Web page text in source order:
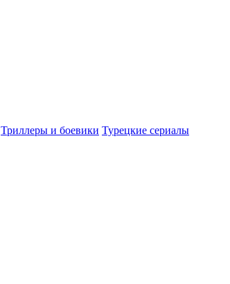
Триллеры и боевики Турецкие сериалы